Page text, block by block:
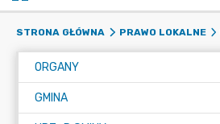
STRONA GŁÓWNA PRAWO LOKALNE
ORGANY
GMINA